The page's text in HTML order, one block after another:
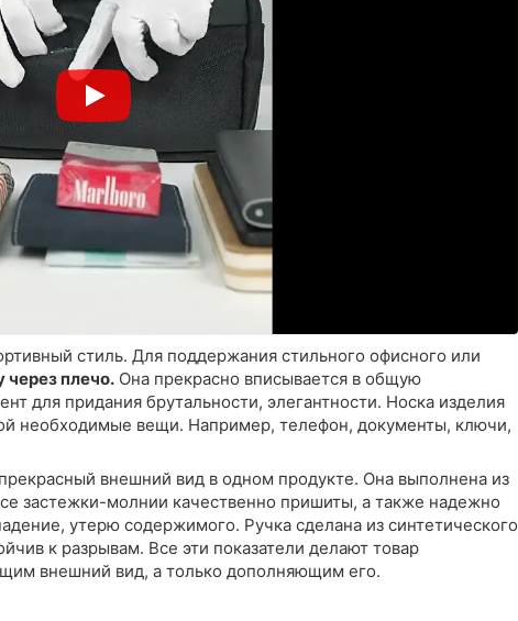
стиль. Для поддержания стильного офисного или
через плечо. Она прекрасно вписывается в общую
для придания брутальности, элегантности. Носка изделия
необходимые вещи. Например, телефон, документы, ключи,
внешний вид в одном продукте. Она выполнена из
застежки-молнии качественно пришиты, а также надежно
утерю содержимого. Ручка сделана из синтетического
к разрывам. Все эти показатели делают товар
внешний вид, а только дополняющим его.